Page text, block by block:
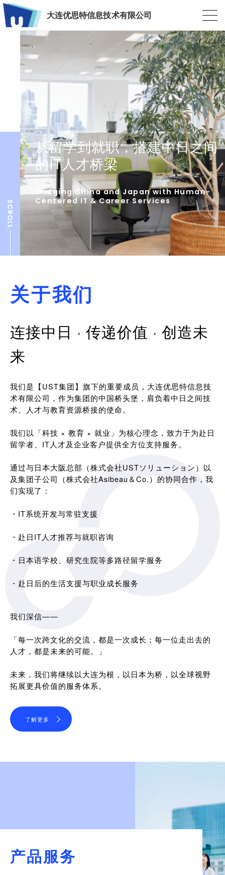
大连优思特信息技术有限公司
从留学到就职，搭建中日之间
的IT人才桥梁
Bridging China and Japan with Human-
Centered IT & Career Services
关于我们
连接中日 · 传递价值 · 创造未
来
我们是【UST集团】旗下的重要成员，大连优思特信息技
术有限公司，作为集团的中国桥头堡，肩负着中日之间技
术、人才与教育资源桥接的使命。
我们以「科技 × 教育 × 就业」为核心理念，致力于为赴日
留学者、IT人才及企业客户提供全方位支持服务。
通过与日本大阪总部（株式会社USTソリューション）以
及集团子公司（株式会社Asibeau＆Co.）的协同合作，我
们实现了：
・IT系统开发与常驻支援
・赴日IT人才推荐与就职咨询
・日本语学校、研究生院等多路径留学服务
・赴日后的生活支援与职业成长服务
我们深信——
「每一次跨文化的交流，都是一次成长；每一位走出去的
人才，都是未来的可能。」
未来，我们将继续以大连为根，以日本为桥，以全球视野
拓展更具价值的服务体系。
了解更多
产品服务